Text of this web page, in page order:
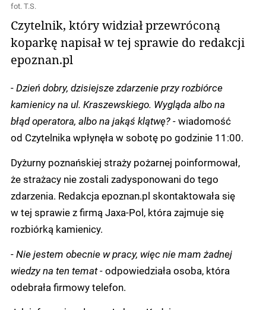
fot. T.S.
Czytelnik, który widział przewróconą
koparkę napisał w tej sprawie do redakcji
epoznan.pl
-Dzień dobry, dzisiejsze zdarzenie przy rozbiórce
kamienicy na ul. Kraszewskiego. Wygląda albo na
błąd operatora, albo na jakąś klątwę? -wiadomość
od Czytelnika wpłynęła w sobotę po godzinie 11:00.
Dyżurny poznańskiej straży pożarnej poinformował,
że strażacy nie zostali zadysponowani do tego
zdarzenia. Redakcja epoznan.pl skontaktowała się
w tej sprawie z firmą Jaxa-Pol, która zajmuje się
rozbiórką kamienicy.
-Nie jestem obecnie w pracy, więc nie mam żadnej
wiedzy na ten temat -odpowiedziała osoba, która
odebrała firmowy telefon.